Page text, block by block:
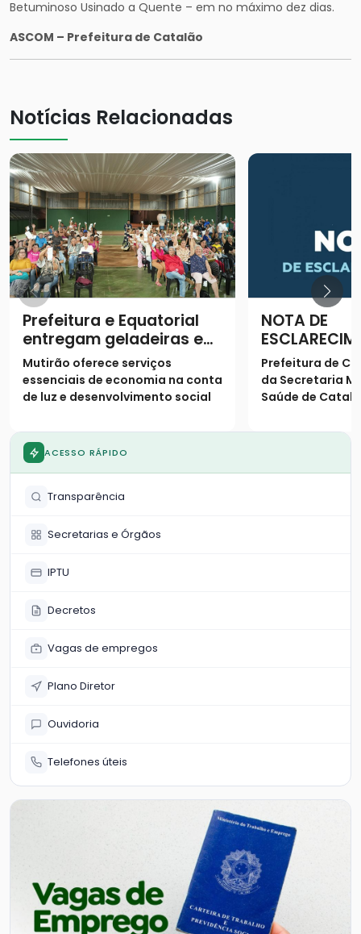
Betuminoso Usinado a Quente – em no máximo dez dias.
ASCOM – Prefeitura de Catalão
Notícias Relacionadas
Prefeitura e Equatorial
entregam geladeiras e
prestam serviços à
população
Mutirão oferece serviços
essenciais de economia na conta
de luz e desenvolvimento social
NOTA DE
Prefeitura de
da Secretaria
Saúde de
população
ACESSO RÁPIDO
Transparência
Secretarias e Órgãos
IPTU
Decretos
Vagas de empregos
Plano Diretor
Ouvidoria
Telefones úteis